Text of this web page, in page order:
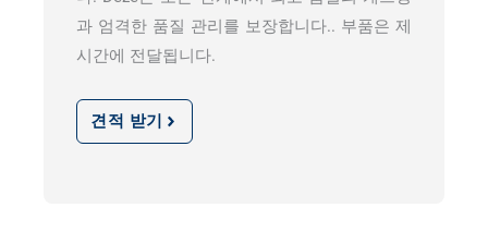
과 엄격한 품질 관리를 보장합니다.. 부품은 제
시간에 전달됩니다.
견적 받기